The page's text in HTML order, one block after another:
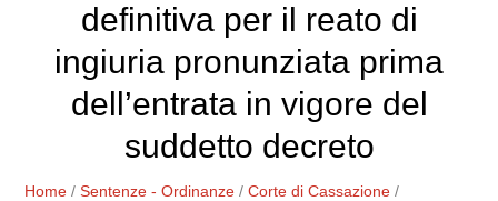
definitiva per il reato di
ingiuria pronunziata prima
dell’entrata in vigore del
suddetto decreto
Home /Sentenze - Ordinanze /Corte di Cassazione /